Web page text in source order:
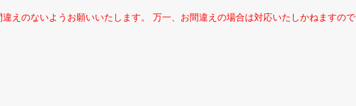
えのないようお願いいたします。 万一、お間違えの場合は対応いたしかねますので